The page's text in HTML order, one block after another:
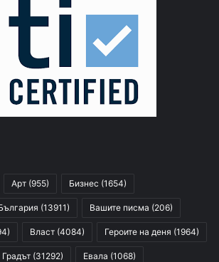
Арт (955) Бизнес (1654)
(13911) Вашите писма (206)
Власт (4084) Героите на деня (1964)
Градът (31292) Евала (1068)